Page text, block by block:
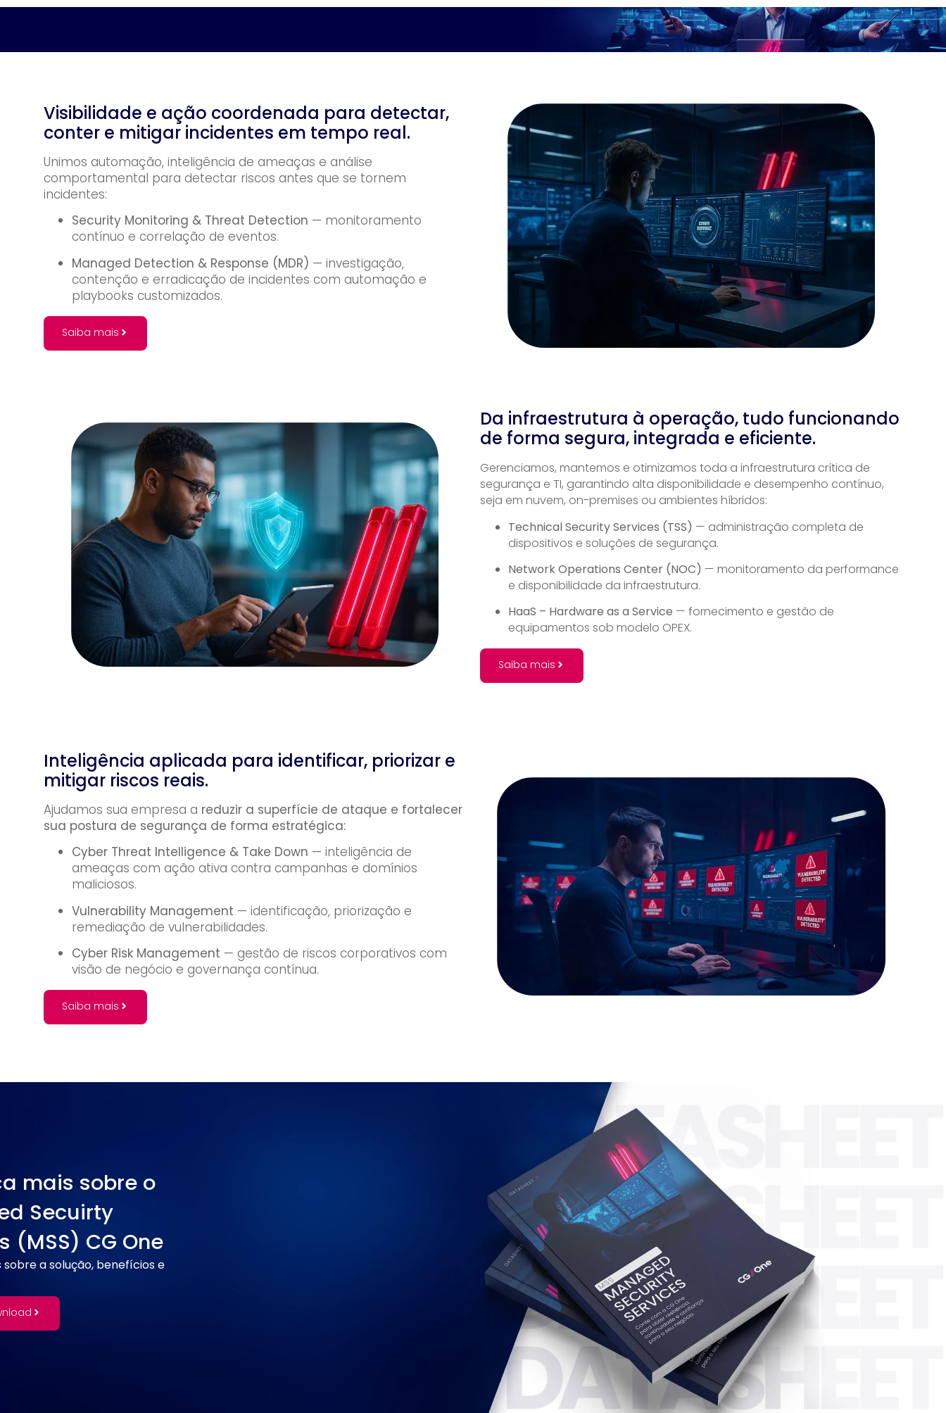
Visibilidade e ação coordenada para detectar,
conter e mitigar incidentes em tempo real.
Unimos automação, inteligência de ameaças e análise
comportamental para detectar riscos antes que se tornem
incidentes:
Security Monitoring & Threat Detection — monitoramento
contínuo e correlação de eventos.
Managed Detection & Response (MDR) — investigação,
contenção e erradicação de incidentes com automação e
playbooks customizados.
Saiba mais
Da infraestrutura à operação, tudo funcionando
de forma segura, integrada e eficiente.
Gerenciamos, mantemos e otimizamos toda a infraestrutura crítica de
segurança e TI, garantindo alta disponibilidade e desempenho contínuo,
seja em nuvem, on-premises ou ambientes híbridos:
Technical Security Services (TSS) — administração completa de
dispositivos e soluções de segurança.
Network Operations Center (NOC) — monitoramento da performance
e disponibilidade da infraestrutura.
HaaS – Hardware as a Service — fornecimento e gestão de
equipamentos sob modelo OPEX.
Saiba mais
Inteligência aplicada para identificar, priorizar e
mitigar riscos reais.
Ajudamos sua empresa a reduzir a superfície de ataque e fortalecer
sua postura de segurança de forma estratégica:
Cyber Threat Intelligence & Take Down — inteligência de
ameaças com ação ativa contra campanhas e domínios
maliciosos.
Vulnerability Management — identificação, priorização e
remediação de vulnerabilidades.
Cyber Risk Management — gestão de riscos corporativos com
visão de negócio e governança contínua.
Saiba mais
mais sobre o
Secuirty
(MSS) CG One
a solução, benefícios e